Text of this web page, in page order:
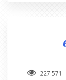
227 571